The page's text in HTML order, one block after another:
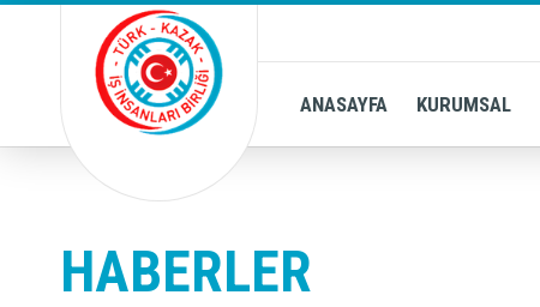
ANASAYFA KURUMSAL
HABERLER